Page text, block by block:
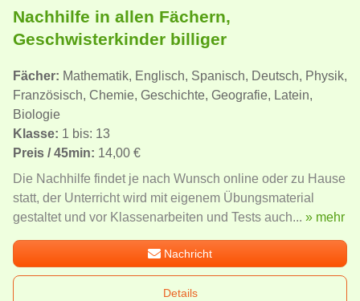
Nachhilfe in allen Fächern,
Geschwisterkinder billiger
Fächer: Mathematik, Englisch, Spanisch, Deutsch, Physik,
Französisch, Chemie, Geschichte, Geografie, Latein,
Biologie
Klasse: 1 bis: 13
Preis / 45min: 14,00 €
Die Nachhilfe findet je nach Wunsch online oder zu Hause
statt, der Unterricht wird mit eigenem Übungsmaterial
gestaltet und vor Klassenarbeiten und Tests auch... » mehr
Nachricht
Details